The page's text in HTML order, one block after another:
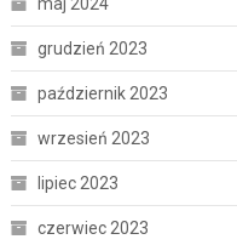
grudzień 2023
październik 2023
wrzesień 2023
lipiec 2023
czerwiec 2023